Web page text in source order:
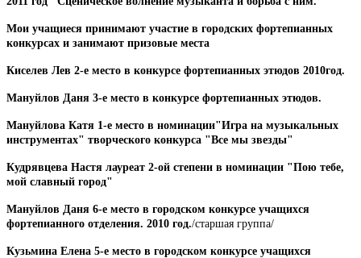
Мои учащиеся принимают участие в городских фортепианных
конкурсах и занимают призовые места
Киселев Лев 2-е место в конкурсе фортепианных этюдов 2010год.
Мануйлов Даня 3-е место в конкурсе фортепианных этюдов.
Мануйлова Катя 1-е место в номинации"Игра на музыкальных
инструментах" творческого конкурса "Все мы звезды"
Кудрявцева Настя лауреат 2-ой степени в номинации "Пою тебе,
мой славный город"
Мануйлов Даня 6-е место в городском конкурсе учащихся
фортепианного отделения. 2010 год./старшая группа/
Кузьмина Елена 5-е место в городском конкурсе учащихся